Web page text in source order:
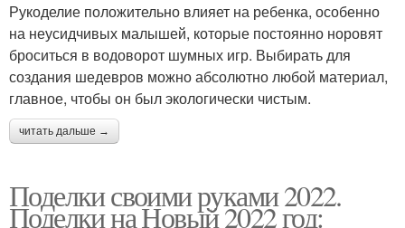
Рукоделие положительно влияет на ребенка, особенно
на неусидчивых малышей, которые постоянно норовят
броситься в водоворот шумных игр. Выбирать для
создания шедевров можно абсолютно любой материал,
главное, чтобы он был экологически чистым.
читать дальше →
Поделки своими руками 2022.
Поделки на Новый 2022 год: